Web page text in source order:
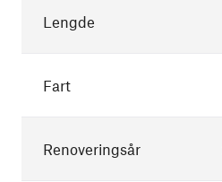
Lengde
Fart
Renoveringsår